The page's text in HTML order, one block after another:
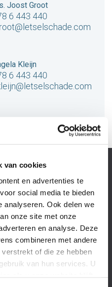
van cookies
en advertenties te
social media te bieden
analyseren. Ook delen we
onze site met onze
en analyse. Deze
combineren met andere
of die ze hebben
van hun services. U
Joost Groot
6 443 440
Kleijn
6 443 440